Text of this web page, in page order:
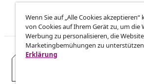
Wenn Sie auf „Alle Cookies
von Cookies auf Ihrem Gerät zu, um
Werbung zu personalisieren, die
Marketingbemühungen zu
Erklärung